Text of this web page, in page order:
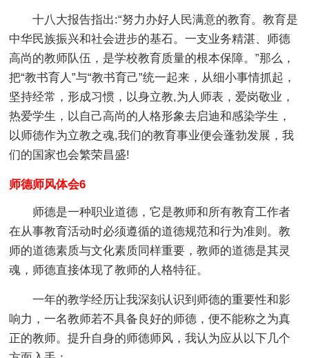
十八大报告指出:“努力办好人民满意的教育。教育是
中华民族振兴和社会进步的基石。一支业务精湛、师德
高尚的教师队伍，是学校教育质量的根本保障。”那么，
把“教书育人”与“教书育己”统一起来，从细小事情抓起，
坚持经常，形成习惯，以身立教,为人师表，爱岗敬业，
热爱学生，以自己高尚的人格形象去启迪和感染学生，
以师德作为立教之魂,我们的教育事业便会蓬勃发展，我
们的国家也会繁荣昌盛!
师德师风体会6
师德是一种职业道德，它是教师和所有教育工作者
在从事教育活动时必须遵循的道德规范和行为准则。教
师的道德素质与文化素质同样重要，教师的道德是其灵
魂，师德直接体现了教师的人格特征。
一年的教学经历让我深刻认识到师德的重要性和影
响力，一名教师若不具备良好的师德，便不能称之为真
正的教师。提升自身的师德师风，我认为应从以下几个